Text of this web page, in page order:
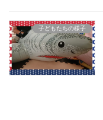
子どもたちの様子